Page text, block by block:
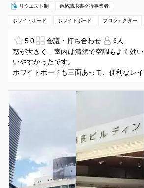
リクエスト制 適格請求書発行事業者
ホワイトボード ホワイトボード プロジェクター
5.0 会議・打ち合わせ
6人
窓が大きく、室内は清潔で空調もよく効
いやすかったです。
ホワイトボードも三面あって、便利なレイ
【伏見駅6番出口すぐ】名古屋会議室 名古
店 第6会議室【室料30%OFFキャンペーン
名古屋会議室 名古屋伏見駅前店 第6会議室